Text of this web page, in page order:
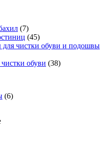
(7)
(45)
чистки обуви и подошвы
обуви (38)
(6)